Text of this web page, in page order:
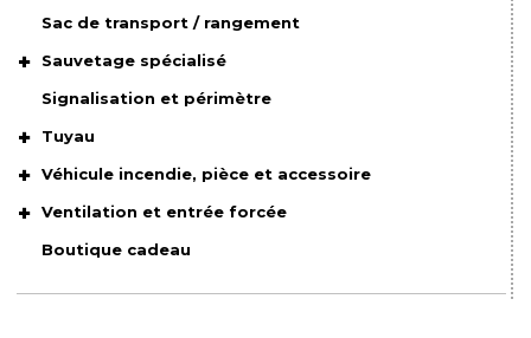
Sac de transport / rangement
Sauvetage spécialisé
Signalisation et périmètre
Tuyau
Véhicule incendie, pièce et accessoire
Ventilation et entrée forcée
Boutique cadeau